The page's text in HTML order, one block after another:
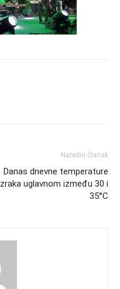
Naredni članak
Danas dnevne temperature
zraka uglavnom između 30 i
35°C